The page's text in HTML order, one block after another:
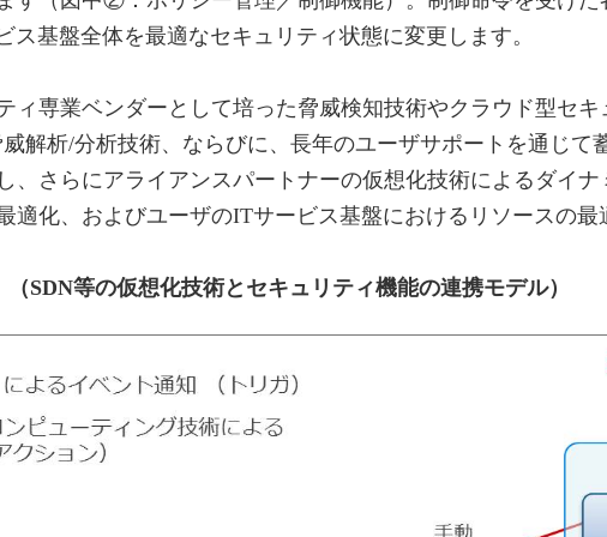
基盤全体を最適なセキュリティ状態に変更します。
ィ専業ベンダーとして培った脅威検知技術やクラウド型セキ
威解析/分析技術、ならびに、長年のユーザサポートを通じ
、さらにアライアンスパートナーの仮想化技術によるダイ
化、およびユーザのITサービス基盤におけるリソースの最
SDN等の仮想化技術とセキュリティ機能の連携モデル）